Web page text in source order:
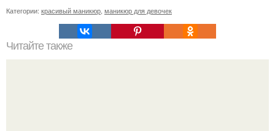
Категории: красивый маникюр, маникюр для девочек
Читайте также